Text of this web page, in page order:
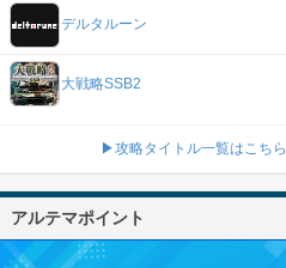
デルタルーン
大戦略SSB2
▶攻略タイトル一覧はこちら
アルテマポイント